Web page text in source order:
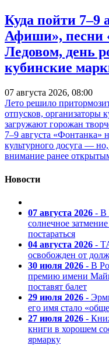
Куда пойти 7–9
Афиши», песни
Ледовом, день
кубинские
07 августа 2026, 08:00
Лето решило
отпусков, организаторы
загружают горожан
7–9 августа «Фонтанка»
культурного досуга —
внимание ранее
Новости
07 августа 2026 - В
солнечное
постараться
04 августа 2026 -
освобожден от
30 июля 2026 - В
премию имени
поставят балет
29 июля 2026 -
его имя стало
27 июля 2026 -
книги в хорошем
ярмарку